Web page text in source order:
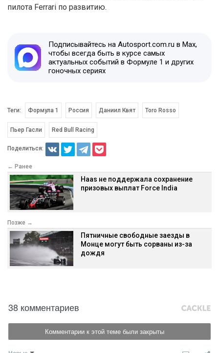
пилота Ferrari по развитию.
Подписывайтесь на Autosport.com.ru в Max,
чтобы всегда быть в курсе самых
актуальных событий в Формуле 1 и других
гоночных сериях
Теги: Формула 1 Россия Даниил Квят Toro Rosso
Пьер Гасли Red Bull Racing
Поделиться:
← Ранее
Haas не поддержала сохранение
призовых выплат Force India
Позже →
Пятничные свободные заезды в
Монце могут быть сорваны из-за
дождя
38 комментариев
Комментарии к этой теме были закрыты